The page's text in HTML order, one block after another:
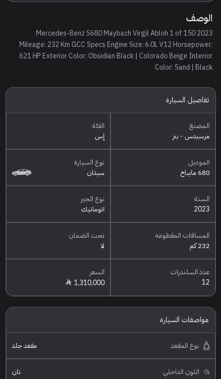
الوصف
2023 Mercedes-Benz S680 Maybach Virgil Abloh 1 of 150
Mileage: 232 Km GCC Specs Engine Size: 6.0L V12 Horsepower:
621 HP Exterior Color: Obsidian Black | Colorado Beige Interior
Color: Sand | Black
تفاصيل السيارة
المصنع
مرسيدس - بنز
الفئة
إس
الموديل
680 مايباخ
نوع السيارة
سيدان
السنة
2023
نوع الجير
اتوماتيك
المسافات المقطوعه
232 كم
تحت الضمان
لا
عدد السلندرات
12
السعر
1,310,000
مواصفات السيارة
نوع المقعد مقعد جلد
اللون الداخلي تان